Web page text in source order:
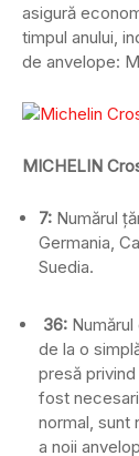
asigură
timpul anului,
de anvelope:
MICHELIN
7: Numărul
Germania,
Suedia.
36:
de la o
presă privind
fost
normal, sunt
a noii